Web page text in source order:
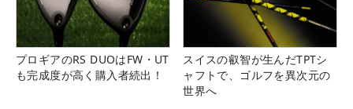
プロギアのRS DUOはFW・UT
も完成度が高く購入者続出！
スイスの叡智が生んだTPTシ
ャフトで、ゴルフを異次元の
世界へ